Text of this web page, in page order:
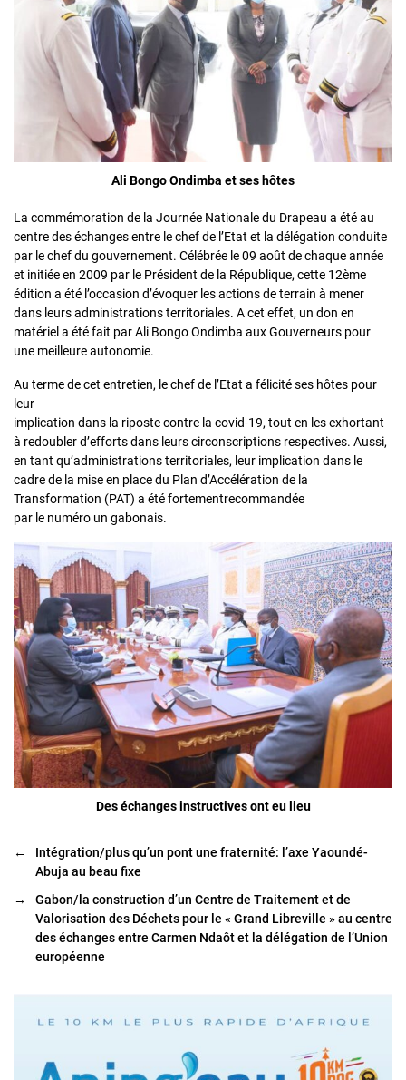
Ali Bongo Ondimba et ses hôtes
La commémoration de la Journée Nationale du Drapeau a été au
centre des échanges entre le chef de l’Etat et la délégation conduite
par le chef du gouvernement. Célébrée le 09 août de chaque année
et initiée en 2009 par le Président de la République, cette 12ème
édition a été l’occasion d’évoquer les actions de terrain à mener
dans leurs administrations territoriales. A cet effet, un don en
matériel a été fait par Ali Bongo Ondimba aux Gouverneurs pour
une meilleure autonomie.
Au terme de cet entretien, le chef de l’Etat a félicité ses hôtes pour
leur
implication dans la riposte contre la covid-19, tout en les exhortant
à redoubler d’efforts dans leurs circonscriptions respectives. Aussi,
en tant qu’administrations territoriales, leur implication dans le
cadre de la mise en place du Plan d’Accélération de la
Transformation (PAT) a été fortementrecommandée
par le numéro un gabonais.
Des échanges instructives ont eu lieu
←
Intégration/plus qu’un pont une fraternité: l’axe Yaoundé-
Abuja au beau fixe
→
Gabon/la construction d’un Centre de Traitement et de
Valorisation des Déchets pour le « Grand Libreville » au centre
des échanges entre Carmen Ndaôt et la délégation de l’Union
européenne